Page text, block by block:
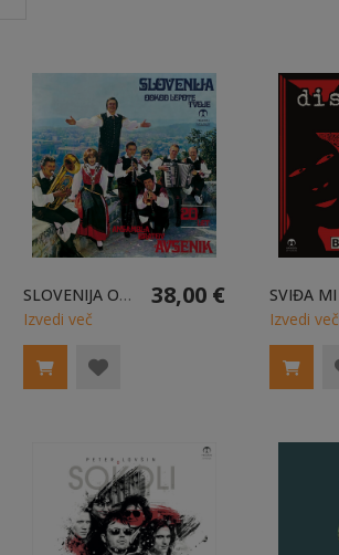
SLOVENIJA ODKOD LEPOTE TVOJE - 2LP 38,00 €
Izvedi več Izvedi več